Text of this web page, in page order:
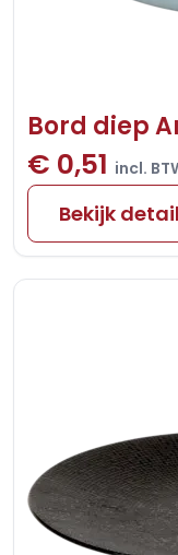
Bord diep
€ 0,51 incl.
Bekijk